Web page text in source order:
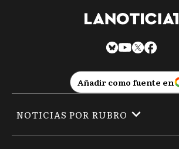
Añadir como fuente en
NOTICIAS POR RUBRO